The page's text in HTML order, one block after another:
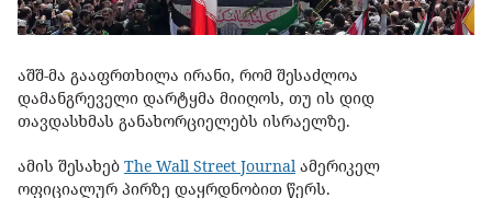
აშშ-მა გააფრთხილა ირანი, რომ შესაძლოა
დამანგრეველი დარტყმა მიიღოს, თუ ის დიდ
თავდასხმას განახორციელებს ისრაელზე.
ამის შესახებ The Wall Street Journalამერიკელ
ოფიციალურ პირზე დაყრდნობით წერს.